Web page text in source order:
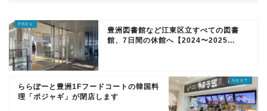
豊洲図書館など江東区立すべての図書
館、7日間の休館へ【2024〜2025...
ららぽーと豊洲1Fフードコートの韓国料
理「ポジャギ」が閉店します